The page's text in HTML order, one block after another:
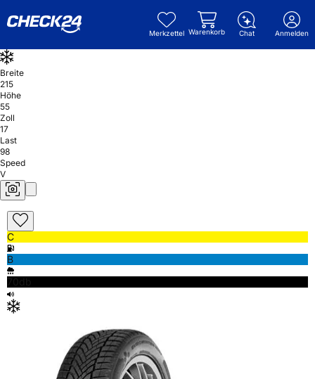
Merkzettel Warenkorb Chat Anmelden
Breite
215
Höhe
55
Zoll
17
Last
98
Speed
V
C
B
70db